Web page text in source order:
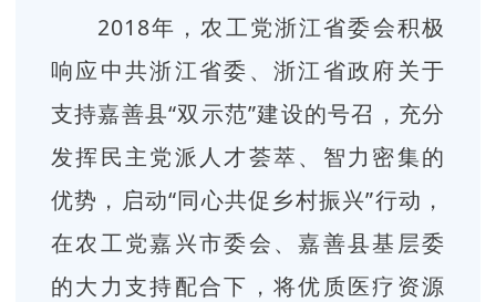
2018年，农工党浙江省委会积极
响应中共浙江省委、浙江省政府关于
支持嘉善县“双示范”建设的号召，充分
发挥民主党派人才荟萃、智力密集的
优势，启动“同心共促乡村振兴”行动，
在农工党嘉兴市委会、嘉善县基层委
的大力支持配合下，将优质医疗资源